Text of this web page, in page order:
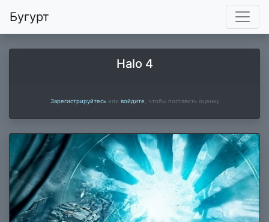
Бугурт
Halo 4
Зарегистрируйтесьили войдите , чтобы поставить оценку